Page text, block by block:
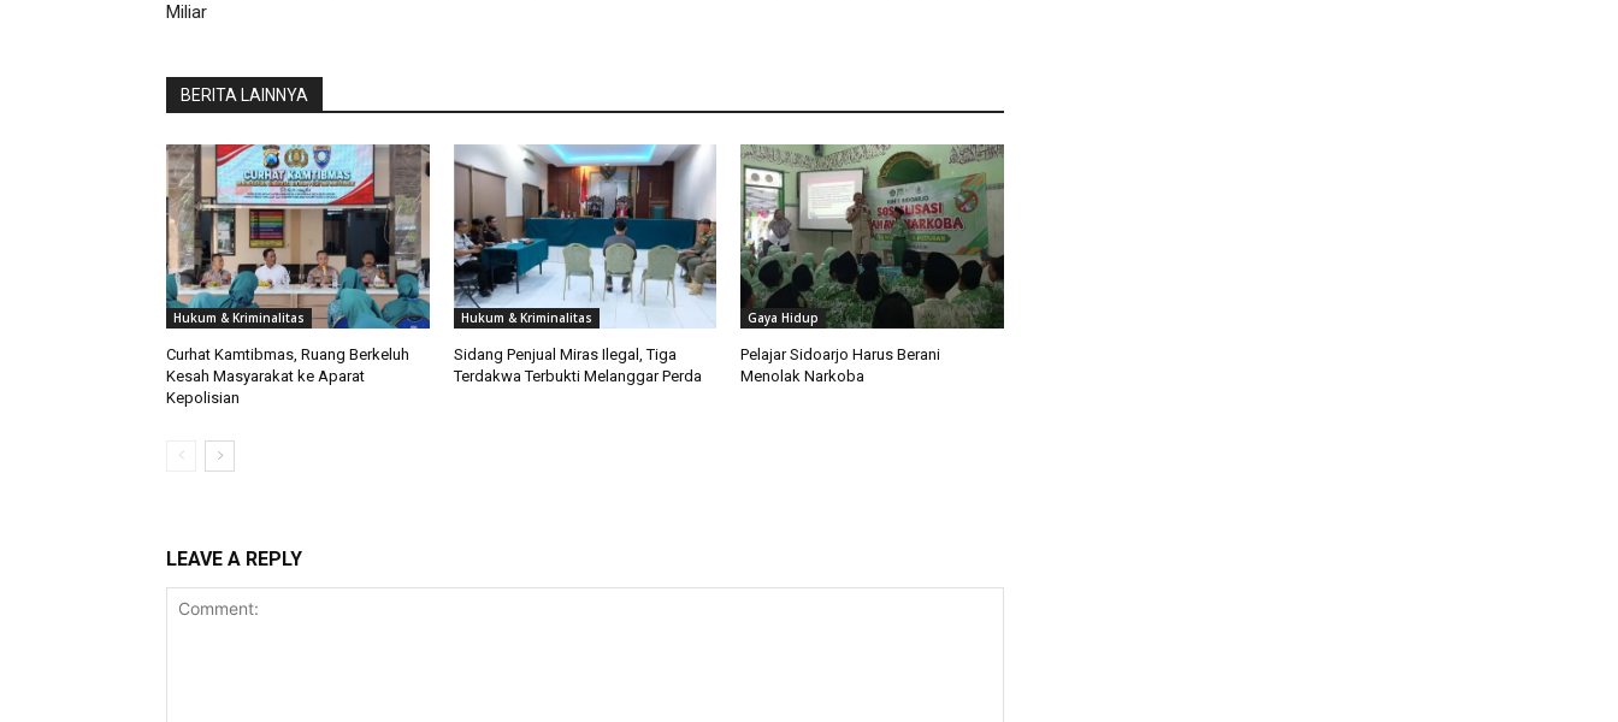
Miliar
BERITA LAINNYA
Hukum & Kriminalitas
Curhat Kamtibmas, Ruang Berkeluh
Kesah Masyarakat ke Aparat
Kepolisian
Hukum & Kriminalitas
Sidang Penjual Miras Ilegal, Tiga
Terdakwa Terbukti Melanggar Perda
Gaya Hidup
Pelajar Sidoarjo Harus Berani
Menolak Narkoba
LEAVE A REPLY